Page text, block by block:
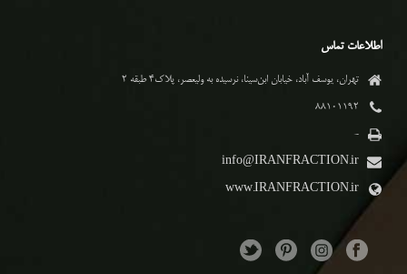
اطلاعات تماس
تهران، یوسف آباد، خیابان ابن‌سینا، نرسیده به ولیعصر، پلاک۴ طبقه ۲
۸۸۱۰۱۱۹۲
-
info@IRANFRACTION.ir
www.IRANFRACTION.ir